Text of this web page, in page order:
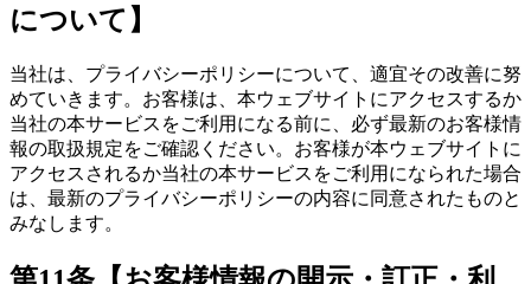
について】
当社は、プライバシーポリシーについて、適宜その改善に努
めていきます。お客様は、本ウェブサイトにアクセスするか
当社の本サービスをご利用になる前に、必ず最新のお客様情
報の取扱規定をご確認ください。お客様が本ウェブサイトに
アクセスされるか当社の本サービスをご利用になられた場合
は、最新のプライバシーポリシーの内容に同意されたものと
みなします。